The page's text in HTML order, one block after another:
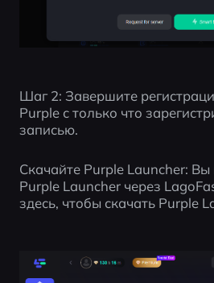
Шаг 2: Завершите
Purple с только что
записью.
Скачайте Purple Launcher:
Purple Launcher через
здесь, чтобы скачать Purple